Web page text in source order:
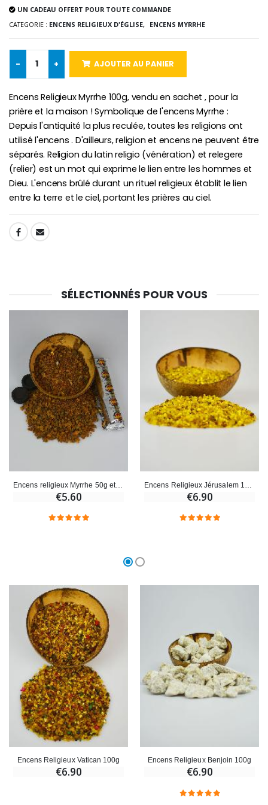
-10%
€5.50
-25%
Lot de 20 Bougies de Neuvaine Blanches
€78.00 €58.50
Huile d'Onction
€9.90
€130.00
€2.50
€5.00
UN CADEAU OFFERT POUR TOUTE COMMANDE
CATEGORIE : ENCENS RELIGIEUX D'ÉGLISE, ENCENS MYRRHE
- + AJOUTER AU PANIER
Encens Religieux Myrrhe 100g, vendu en sachet , pour la
prière et la maison ! Symbolique de l'encens Myrrhe :
Depuis l'antiquité la plus reculée, toutes les religions ont
utilisé l'encens . D'ailleurs, religion et encens ne peuvent être
séparés. Religion du latin religio (vénération) et relegere
(relier) est un mot qui exprime le lien entre les hommes et
Dieu. L'encens brûlé durant un rituel religieux établit le lien
entre la terre et le ciel, portant les prières au ciel.
SHARE:
SÉLECTIONNÉS POUR VOUS
Encens religieux Myrrhe 50g et 10 charbons
€5.60 €6.90
Encens Religieux Vatican 100g
€6.90
Encens Religieux Benjoin 100g
€6.90